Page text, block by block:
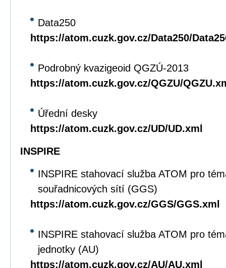
Data250
https://atom.cuzk.gov.cz/Data250/
Podrobný kvazigeoid QGZÚ-2013
https://atom.cuzk.gov.cz/QGZU/
Úřední desky
https://atom.cuzk.gov.cz/UD/UD.xml
INSPIRE
INSPIRE stahovací služba ATOM pro
souřadnicových sítí (GGS)
https://atom.cuzk.gov.cz/GGS/GGS.xml
INSPIRE stahovací služba ATOM pro
jednotky (AU)
https://atom.cuzk.gov.cz/AU/AU.xml